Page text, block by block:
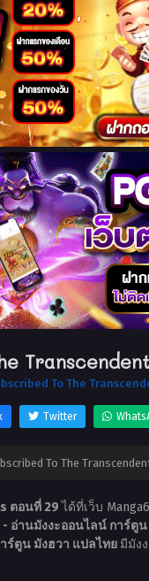
To The
Twitter
To The
ตอนที่ 29ได้ที่เว็บ
อ่านมังงะออนไลน์ การ์ตู
ร์ตูน มังฮวา แปลไทย มีมัง